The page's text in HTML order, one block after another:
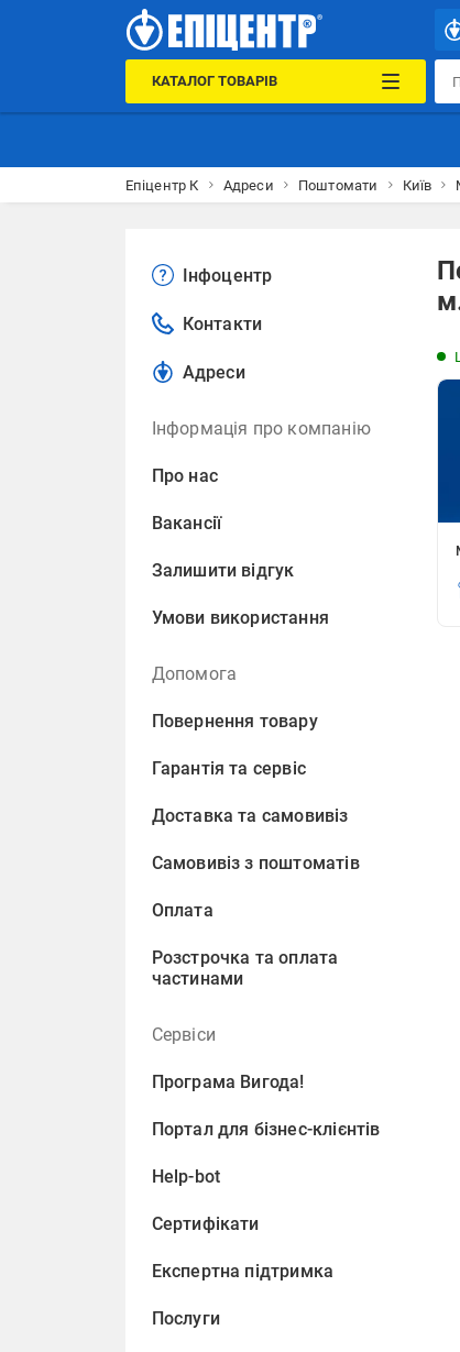
КАТАЛОГ ТОВАРІВ
Епіцентр К Адреси Поштомати Київ
Інфоцентр
Контакти
Адреси
Інформація про компанію
Про нас
Вакансії
Залишити відгук
Умови використання
Допомога
Повернення товару
Гарантія та сервіс
Доставка та самовивіз
Самовивіз з поштоматів
Оплата
Розстрочка та оплата
частинами
Сервіси
Програма Вигода!
Портал для бізнес-клієнтів
Help-bot
Сертифікати
Експертна підтримка
Послуги